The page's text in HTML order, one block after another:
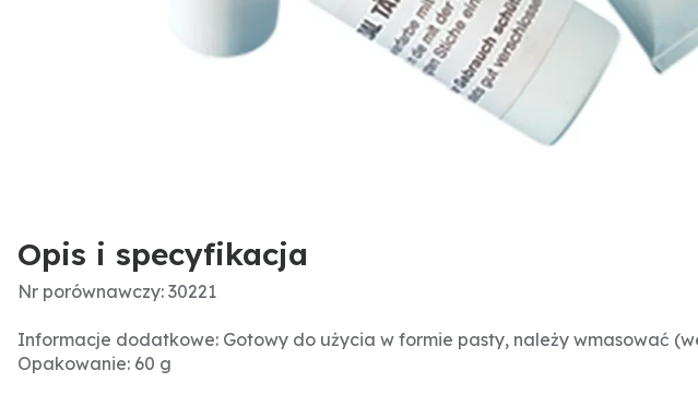
Opis i specyfikacja
Nr porównawczy: 30221
Informacje dodatkowe: Gotowy do użycia w formie pasty, należy wmasować
Opakowanie: 60 g